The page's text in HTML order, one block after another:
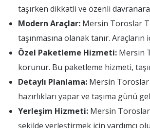
taşırken dikkatli ve özenli
Modern Araçlar: Mersin Toroslar
taşınmasına olanak tanır.
Özel Paketleme Hizmeti: Mersin
korunur. Bu paketleme hizmeti,
Detaylı Planlama: Mersin Toroslar
hazırlıkları yapar ve taşıma günü
Yerleşim Hizmeti: Mersin Toroslar
şekilde yerleştirmek için yardımcı